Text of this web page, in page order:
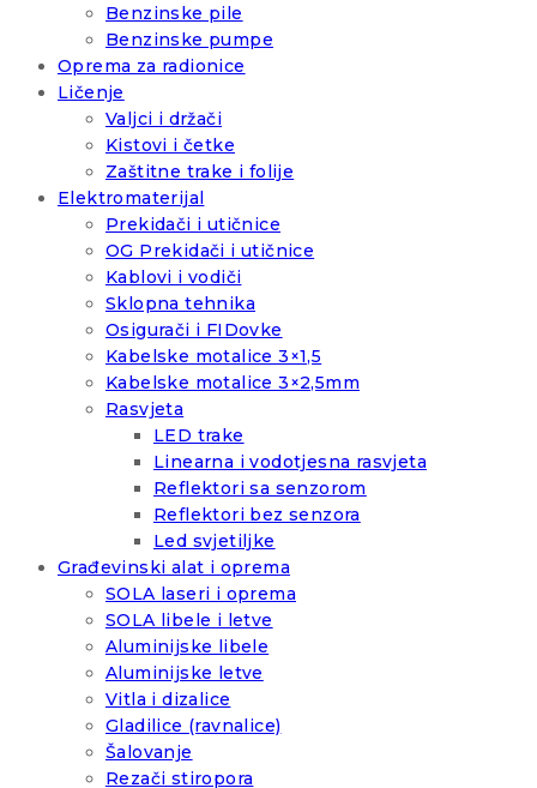
Benzinske pile
Benzinske pumpe
Oprema za radionice
Ličenje
Valjci i držači
Kistovi i četke
Zaštitne trake i folije
Elektromaterijal
Prekidači i utičnice
OG Prekidači i utičnice
Kablovi i vodiči
Sklopna tehnika
Osigurači i FIDovke
Kabelske motalice 3×1,5
Kabelske motalice 3×2,5mm
Rasvjeta
LED trake
Linearna i vodotjesna rasvjeta
Reflektori sa senzorom
Reflektori bez senzora
Led svjetiljke
Građevinski alat i oprema
SOLA laseri i oprema
SOLA libele i letve
Aluminijske libele
Aluminijske letve
Vitla i dizalice
Gladilice (ravnalice)
Šalovanje
Rezači stiropora